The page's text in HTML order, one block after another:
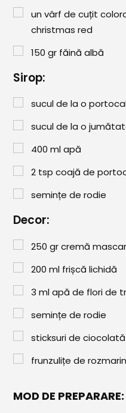
Supe și Ciorbe
Adaugă o rețetă
Cum adăugăm o rețetă
Regulament de postare
CONCURS
un vârf de cuțit
christmas red
150 gr făină albă
Sirop:
sucul de la o
sucul de la o
400 ml apă
2 tsp coajă de
semințe de rodie
Decor:
250 gr cremă
200 ml frișcă lichidă
3 ml apă de flori de
semințe de rodie
sticksuri de
frunzulițe de rozmarin
MOD DE PREPARARE: